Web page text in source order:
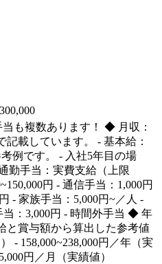
も複数あります！ ◆ 月収：
記載しています。 - 基本給：
考例です。 - 入社5年目の場
勤手当：実費支給（上限
円 - 通信手当：1,000円
- 家族手当：5,000円~／人 -
当：3,000円 - 時間外手当 ◆ 年
と賞与額から算出した参考値
- 158,000~238,000円／年（実
円／月（実績値）